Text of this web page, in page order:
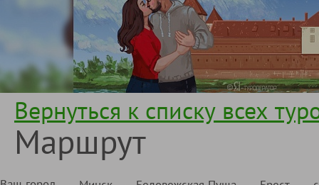
Вернуться к списку всех
Маршрут